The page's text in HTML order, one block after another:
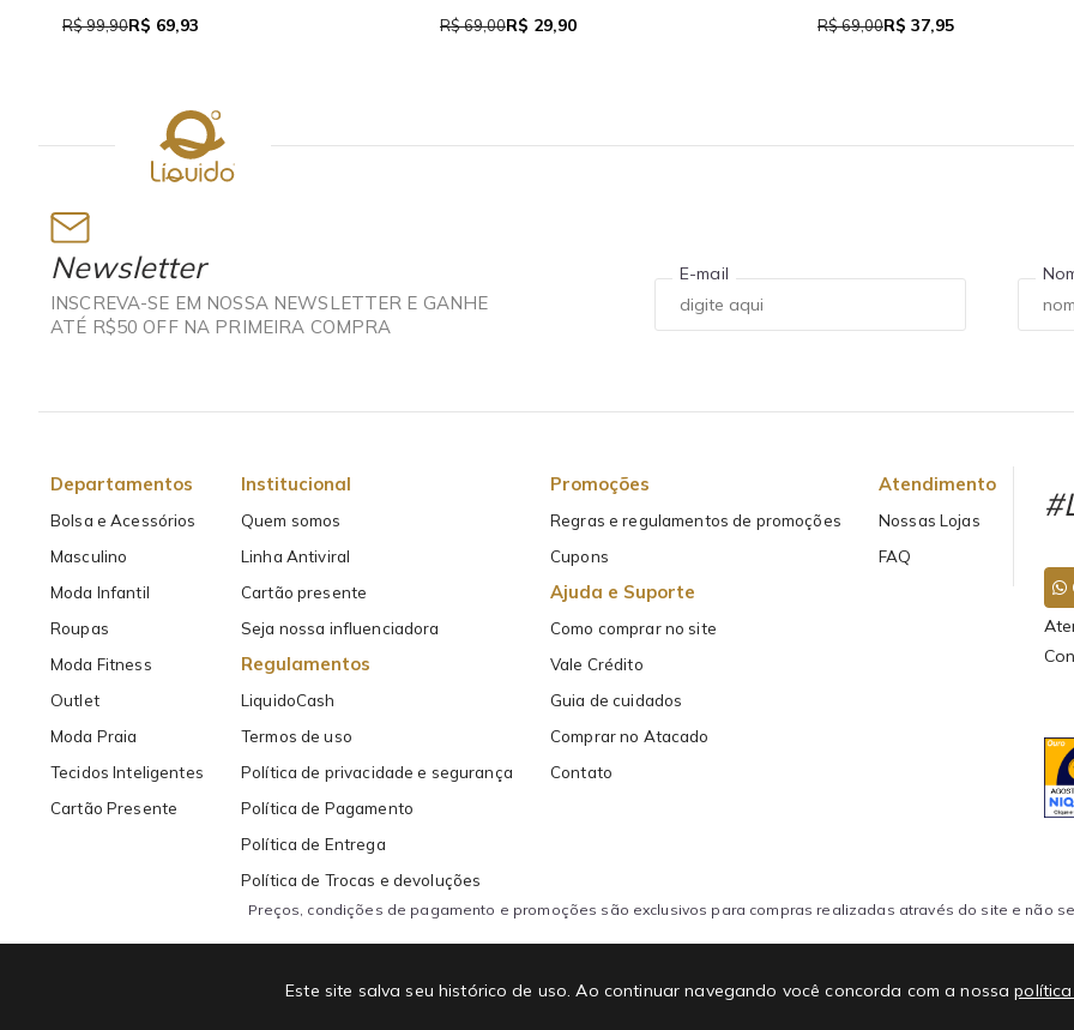
R$ 99,90R$ 69,93 R$ 69,00R$ 29,90 R$ 69,00R$ 37,95
Este site salva seu histórico de uso. Ao continuar navegando você concorda com a nossa
Newsletter
INSCREVA-SE EM NOSSA NEWSLETTER E GANHE
ATÉ R$50 OFF NA PRIMEIRA COMPRA
E-mail
Departamentos
Bolsa e Acessórios
Masculino
Moda Infantil
Roupas
Moda Fitness
Outlet
Moda Praia
Tecidos Inteligentes
Cartão Presente
Institucional
Quem somos
Linha Antiviral
Cartão presente
Seja nossa influenciadora
Regulamentos
LiquidoCash
Termos de uso
Política de privacidade e segurança
Política de Pagamento
Política de Entrega
Política de Trocas e devoluções
Promoções
Regras e regulamentos de promoções
Cupons
Ajuda e Suporte
Como comprar no site
Vale Crédito
Guia de cuidados
Comprar no Atacado
Contato
Atendimento
Nossas Lojas
FAQ
Preços, condições de pagamento e promoções são exclusivos para compras realizadas através do site e não
49.267.530/0001-90 | contato@liquidostore.com.br